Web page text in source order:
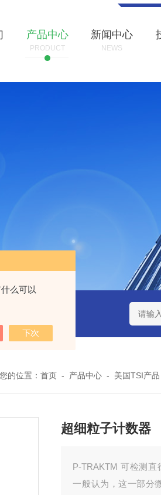
么可以
产品中心
PRODUCT
新闻中心
NEWS
流量计 CQB300数字恒流矿用防爆
您的位置： 首页 - 产品中心 - 美国TSI产品
超细粒子计数器
P-TRAKTM 可检测直
一般认为，这一部分